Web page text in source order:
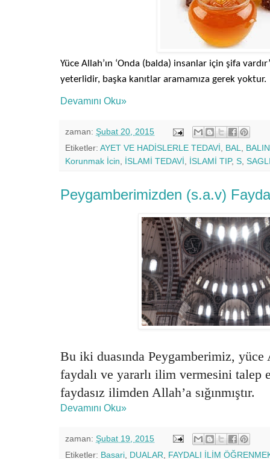
Yüce Allah’ın ‘Onda (balda) insanlar için şifa
yeterlidir, başka kanıtlar aramamıza gerek yoktur.
Devamını Oku»
zaman: Şubat 20, 2015
Etiketler: AYET VE HADİSLERLE TEDAVİ, BAL,
Korunmak İcin, İSLAMİ TEDAVİ, İSLAMİ TIP, S,
Peygamberimizden (s.a.v)
Bu iki duasında Peygamberimiz,
faydalı ve yararlı ilim vermesini talep
faydasız ilimden Allah’a sığınmıştır.
Devamını Oku»
zaman: Şubat 19, 2015
Etiketler: Basari DUALAR FAYDALI İLİM